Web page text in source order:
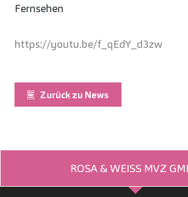
Fernsehen
https://youtu.be/f_qEdY_d3zw
Zurück zu News
ROSA & WEISS MVZ